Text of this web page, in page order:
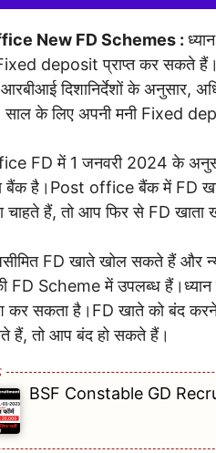
New FD Schemes :
deposit प्राप्त कर सकते
दिशानिर्देशों के अनुसार,
के लिए अपनी मनी Fixed
FD में 1 जनवरी 2024 के अनुसार,
बैंक है।Post office बैंक में FD
चाहते हैं, तो आप फिर से FD
FD खाते खोल सकते हैं और
FD Scheme में उपलब्ध
कर सकता है।FD खाते को बंद
हैं, तो आप बंद हो सकते हैं।
BSF Constable GD